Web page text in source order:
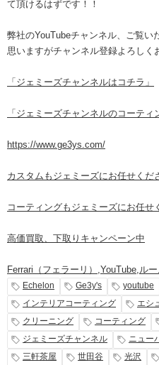
て頂けるはずです！！
弊社のYouTubeチャンネル、ご覧い
思いますがチャンネル登録よろしく
「ジェミーズチャンネルはコチラ」
「ジェミーズチャンネルのコーティ
https://www.ge3ys.com/
カスタムもジェミーズにお任せくだ
コーティングもジェミーズにお任せ
高価買取、下取りキャンペーン中
Ferrari（フェラーリ） YouTube ル
Echelon Ge3y's youtube
インテリアコーティング
エシ
クリーニング
コーティング
ジェミーズチャンネル
ニュー
三軒茶屋
世田谷 光沢